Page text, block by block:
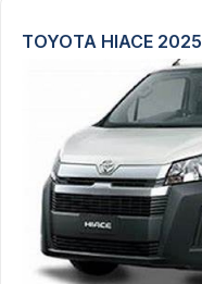
TOYOTA HIACE 2025